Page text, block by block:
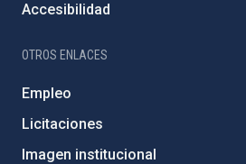
Accesibilidad
OTROS ENLACES
Empleo
Licitaciones
Imagen institucional